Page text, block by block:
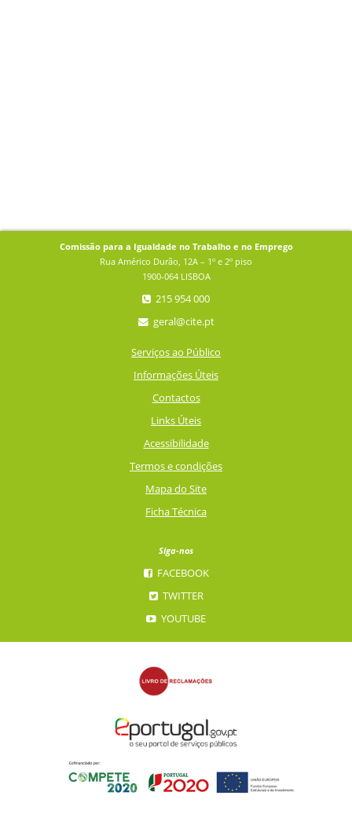
Comissão para a Igualdade no Trabalho e no Emprego
Rua Américo Durão, 12A – 1º e 2º piso
1900-064 LISBOA
215 954 000
geral@cite.pt
Serviços ao Público
Informações Úteis
Contactos
Links Úteis
Acessibilidade
Termos e condições
Mapa do Site
Ficha Técnica
Siga-nos
FACEBOOK
TWITTER
YOUTUBE